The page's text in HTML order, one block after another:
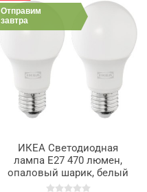
Отправим
завтра
ИКЕА Светодиодная
лампа E27 470 люмен,
опаловый шарик, белый
SOLHETTA, 505.914.82